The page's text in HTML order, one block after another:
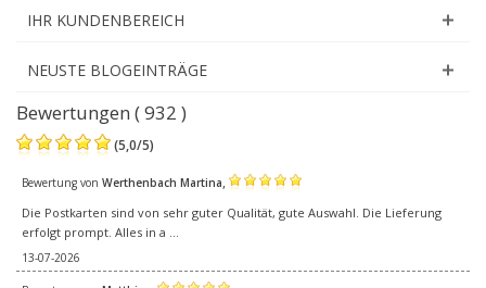
IHR KUNDENBEREICH
NEUSTE BLOGEINTRÄGE
Bewertungen ( 932 )
(5,0/5)
Bewertung von Werthenbach Martina,
Die Postkarten sind von sehr guter Qualität, gute Auswahl. Die Lieferung
erfolgt prompt. Alles in a ...
13-07-2026